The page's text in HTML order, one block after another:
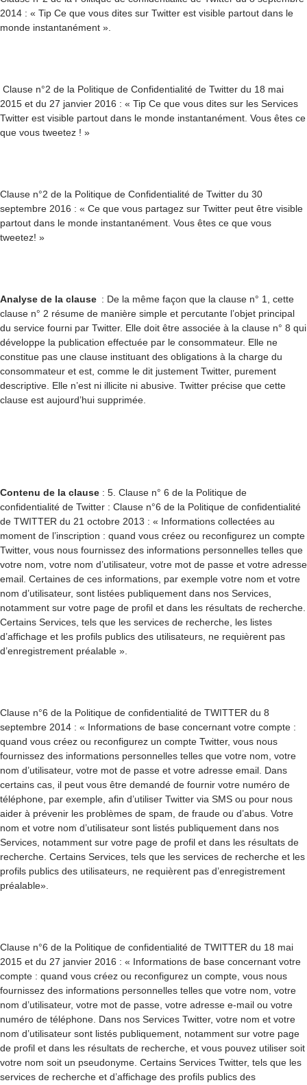
2014 : « Tip Ce que vous dites sur Twitter est visible partout dans le
monde instantanément ».
Clause n°2 de la Politique de Confidentialité de Twitter du 18 mai
2015 et du 27 janvier 2016 : « Tip Ce que vous dites sur les Services
Twitter est visible partout dans le monde instantanément. Vous êtes ce
que vous tweetez ! »
Clause n°2 de la Politique de Confidentialité de Twitter du 30
septembre 2016 : « Ce que vous partagez sur Twitter peut être visible
partout dans le monde instantanément. Vous êtes ce que vous
tweetez! »
Analyse de la clause : De la même façon que la clause n° 1, cette
clause n° 2 résume de manière simple et percutante l’objet principal
du service fourni par Twitter. Elle doit être associée à la clause n° 8 qui
développe la publication effectuée par le consommateur. Elle ne
constitue pas une clause instituant des obligations à la charge du
consommateur et est, comme le dit justement Twitter, purement
descriptive. Elle n’est ni illicite ni abusive. Twitter précise que cette
clause est aujourd’hui supprimée.
Contenu de la clause : 5. Clause n° 6 de la Politique de
confidentialité de Twitter : Clause n°6 de la Politique de confidentialité
de TWITTER du 21 octobre 2013 : « Informations collectées au
moment de l’inscription : quand vous créez ou reconfigurez un compte
Twitter, vous nous fournissez des informations personnelles telles que
votre nom, votre nom d’utilisateur, votre mot de passe et votre adresse
email. Certaines de ces informations, par exemple votre nom et votre
nom d’utilisateur, sont listées publiquement dans nos Services,
notamment sur votre page de profil et dans les résultats de recherche.
Certains Services, tels que les services de recherche, les listes
d’affichage et les profils publics des utilisateurs, ne requièrent pas
d’enregistrement préalable ».
Clause n°6 de la Politique de confidentialité de TWITTER du 8
septembre 2014 : « Informations de base concernant votre compte :
quand vous créez ou reconfigurez un compte Twitter, vous nous
fournissez des informations personnelles telles que votre nom, votre
nom d’utilisateur, votre mot de passe et votre adresse email. Dans
certains cas, il peut vous être demandé de fournir votre numéro de
téléphone, par exemple, afin d’utiliser Twitter via SMS ou pour nous
aider à prévenir les problèmes de spam, de fraude ou d’abus. Votre
nom et votre nom d’utilisateur sont listés publiquement dans nos
Services, notamment sur votre page de profil et dans les résultats de
recherche. Certains Services, tels que les services de recherche et les
profils publics des utilisateurs, ne requièrent pas d’enregistrement
préalable».
Clause n°6 de la Politique de confidentialité de TWITTER du 18 mai
2015 et du 27 janvier 2016 : « Informations de base concernant votre
compte : quand vous créez ou reconfigurez un compte, vous nous
fournissez des informations personnelles telles que votre nom, votre
nom d’utilisateur, votre mot de passe, votre adresse e-mail ou votre
numéro de téléphone. Dans nos Services Twitter, votre nom et votre
nom d’utilisateur sont listés publiquement, notamment sur votre page
de profil et dans les résultats de recherche, et vous pouvez utiliser soit
votre nom soit un pseudonyme. Certains Services Twitter, tels que les
services de recherche et d’affichage des profils publics des